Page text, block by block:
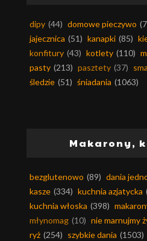
dipy (44) domowe pieczywo
jajecznica (51) kanapki (85)
konfitury (43) kotlety (110)
pasty (213) pasztety (37)
śledzie (51) śniadania (1063)
Makarony,
bezglutenowo (89) dania
kasze (334) kuchnia azjatycka
kuchnia włoska (398)
młynomag (10) nie marnujmy
ryż (254) szybkie dania (1503)